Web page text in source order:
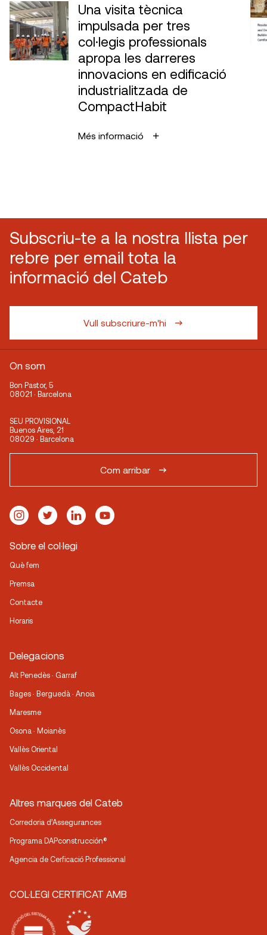
Una visita tècnica
impulsada per tres
col·legis professionals
apropa les darreres
innovacions en edificació
industrialitzada de
CompactHabit
Més informació
Subscriu-te a la nostra llista per
rebre per email tota la
informació del Cateb
Vull subscriure-m'hi
On som
Bon Pastor, 5
08021 · Barcelona
SEU PROVISIONAL
Buenos Aires, 21
08029 · Barcelona
Com arribar
Sobre el col·legi
Què fem
Premsa
Contacte
Horaris
Delegacions
Alt Penedès · Garraf
Bages · Berguedà · Anoia
Maresme
Osona · Moianès
Vallès Oriental
Vallès Occidental
Altres marques del Cateb
Corredoria d’Assegurances
Programa DAPconstrucción®
Agencia de Cerficació Professional
COL·LEGI CERTIFICAT AMB